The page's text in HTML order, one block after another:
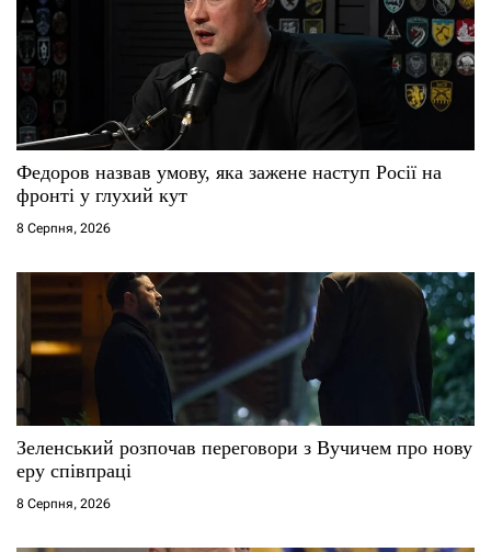
з
а
п
и
с
в
Федоров назвав умову, яка зажене наступ Росії на
фронті у глухий кут
8 Серпня, 2026
Зеленський розпочав переговори з Вучичем про нову
еру співпраці
8 Серпня, 2026